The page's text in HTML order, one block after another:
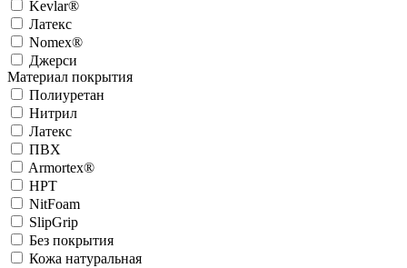
Kevlar®
Латекс
Nomex®
Джерси
Материал покрытия
Полиуретан
Нитрил
Латекс
ПВХ
Armortex®
HPT
NitFoam
SlipGrip
Без покрытия
Кожа натуральная